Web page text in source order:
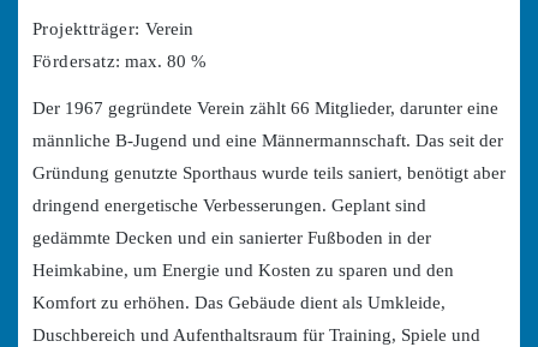
Projektträger: Verein
Fördersatz: max. 80 %
Der 1967 gegründete Verein zählt 66 Mitglieder, darunter eine
männliche B-Jugend und eine Männermannschaft. Das seit der
Gründung genutzte Sporthaus wurde teils saniert, benötigt aber
dringend energetische Verbesserungen. Geplant sind
gedämmte Decken und ein sanierter Fußboden in der
Heimkabine, um Energie und Kosten zu sparen und den
Komfort zu erhöhen. Das Gebäude dient als Umkleide,
Duschbereich und Aufenthaltsraum für Training, Spiele und